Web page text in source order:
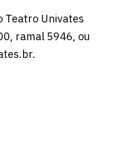
Teatro Univates
ramal 5946, ou